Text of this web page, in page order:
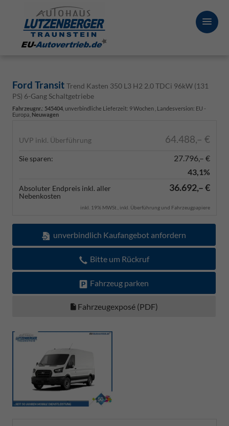
Ford Transit Trend Kasten 350 L3 H2 2.0 TDCi 96kW (131
PS) 6-Gang Schaltgetriebe
Fahrzeugnr.: 545404 , unverbindliche Lieferzeit: 9 Wochen , Landesversion: EU -
Europa, Neuwagen
UVP inkl. Überführung 64.488,– €
Sie sparen:
27.796,– €
43,1%
Absoluter Endpreis inkl. aller
Nebenkosten
36.692,– €
inkl. 19% MWSt., inkl. Überführung und Fahrzeugpapiere
unverbindlich Kaufangebot anfordern
Bitte um Rückruf
Fahrzeug parken
Fahrzeugexposé (PDF)